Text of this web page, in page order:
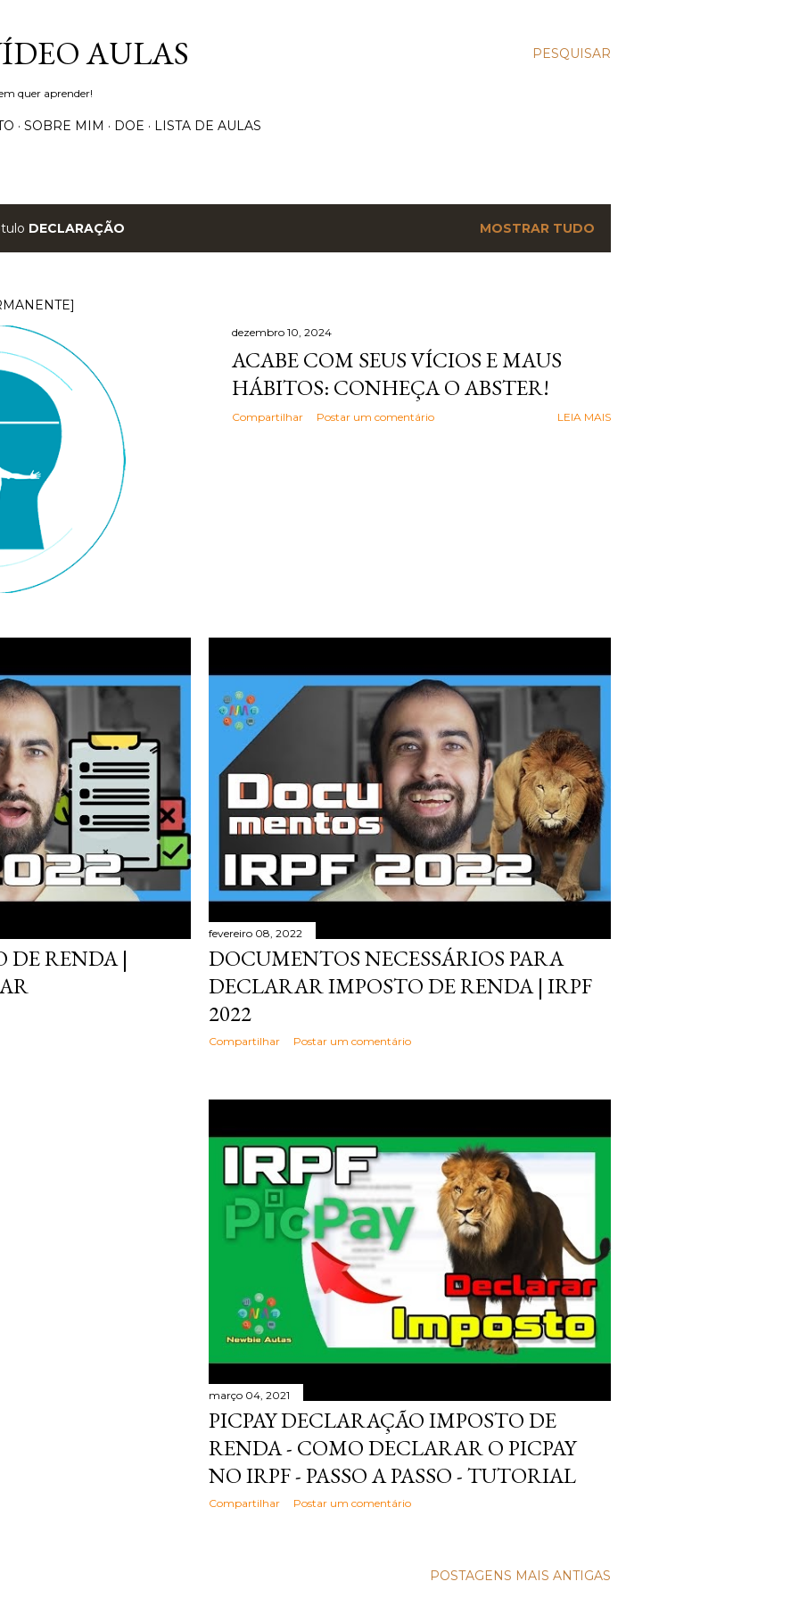
PESQUISAR
AULAS
quer aprender!
SOBRE MIM DOE LISTA DE AULAS
DECLARAÇÃO MOSTRAR TUDO
dezembro 10, 2024
ACABE COM SEUS VÍCIOS E MAUS
HÁBITOS: CONHEÇA O ABSTER!
Compartilhar Postar um comentário LEIA MAIS
DE RENDA |
fevereiro 08, 2022
DOCUMENTOS NECESSÁRIOS PARA
DECLARAR IMPOSTO DE RENDA | IRPF
2022
Compartilhar Postar um comentário
março 04, 2021
PICPAY DECLARAÇÃO IMPOSTO DE
RENDA - COMO DECLARAR O PICPAY
NO IRPF - PASSO A PASSO - TUTORIAL
Compartilhar Postar um comentário
POSTAGENS MAIS ANTIGAS